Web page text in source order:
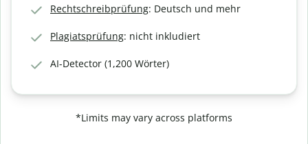
Rechtschreibprüfung: Deutsch und mehr
Plagiatsprüfung: nicht inkludiert
AI-Detector (1,200 Wörter)
*Limits may vary across platforms